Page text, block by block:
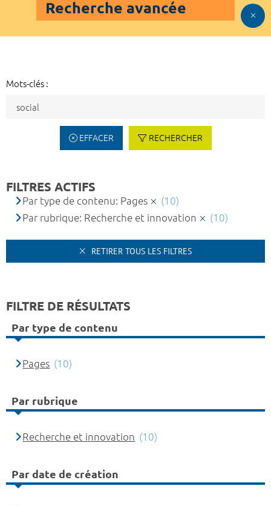
Recherche avancée
Mots-clés :
EFFACER RECHERCHER
FILTRES ACTIFS
Par type de contenu: Pages
(10)
Par rubrique: Recherche et innovation
(10)
RETIRER TOUS LES FILTRES
FILTRE DE RÉSULTATS
Par type de contenu
Pages (10)
Par rubrique
Recherche et innovation (10)
Par date de création